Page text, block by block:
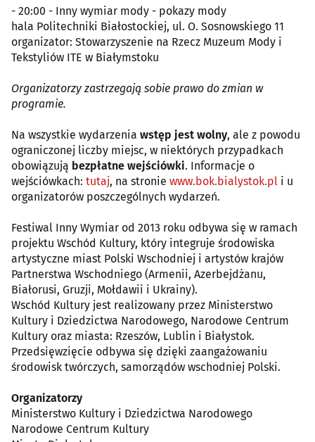
- 20:00 - Inny wymiar mody - pokazy mody
hala Politechniki Białostockiej, ul. O. Sosnowskiego 11
organizator: Stowarzyszenie na Rzecz Muzeum Mody i
Tekstyliów ITE w Białymstoku
Organizatorzy zastrzegają sobie prawo do zmian w
programie.
Na wszystkie wydarzenia wstęp jest wolny, ale z powodu
ograniczonej liczby miejsc, w niektórych przypadkach
obowiązują bezpłatne wejściówki. Informacje o
wejściówkach: tutaj, na stronie www.bok.bialystok.pl i u
organizatorów poszczególnych wydarzeń.
Festiwal Inny Wymiar od 2013 roku odbywa się w ramach
projektu Wschód Kultury, który integruje środowiska
artystyczne miast Polski Wschodniej i artystów krajów
Partnerstwa Wschodniego (Armenii, Azerbejdżanu,
Białorusi, Gruzji, Mołdawii i Ukrainy).
Wschód Kultury jest realizowany przez Ministerstwo
Kultury i Dziedzictwa Narodowego, Narodowe Centrum
Kultury oraz miasta: Rzeszów, Lublin i Białystok.
Przedsięwzięcie odbywa się dzięki zaangażowaniu
środowisk twórczych, samorządów wschodniej Polski.
Organizatorzy
Ministerstwo Kultury i Dziedzictwa Narodowego
Narodowe Centrum Kultury